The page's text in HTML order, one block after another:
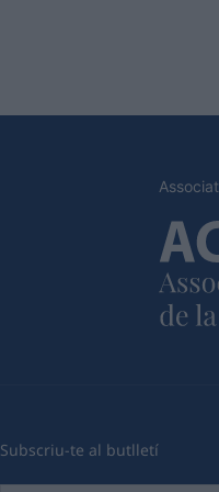
Subscriu-te al butlletí